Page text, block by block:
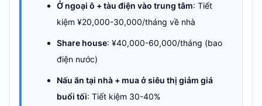
Ở ngoại ô + tàu điện vào trung tâm: Tiết
kiệm ¥20,000-30,000/tháng về nhà
Share house: ¥40,000-60,000/tháng (bao
điện nước)
Nấu ăn tại nhà + mua ở siêu thị giảm giá
buổi tối: Tiết kiệm 30-40%